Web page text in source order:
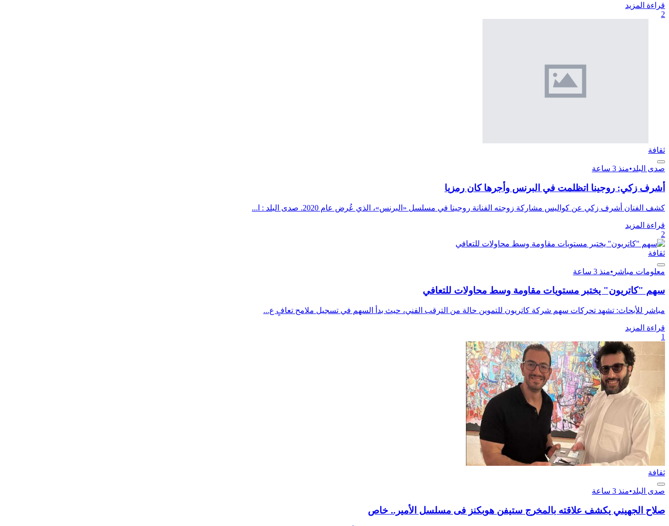
قراءة المزيد
2
ثقافة
صدى البلد•منذ 3 ساعة
أشرف زكي: روجينا اتظلمت في البرنس وأجرها كان رمزيا
كشف الفنان أشرف زكي عن كواليس مشاركة زوجته الفنانة روجينا في مسلسل «البرنس»، الذي عُرض عام 2020. صدى البلد : ا...
قراءة المزيد
2
ثقافة
معلومات مباشر •منذ 3 ساعة
سهم "كاتريون" يختبر مستويات مقاومة وسط محاولات للتعافي
مباشر للأبحاث: تشهد تحركات سهم شركة كاتريون للتموين حالة من الترقب الفني، حيث بدأ السهم في تسجيل ملامح تعافٍ ع...
قراءة المزيد
1
ثقافة
صدى البلد•منذ 3 ساعة
صلاح الجهيني يكشف علاقته بالمخرج ستيفن هوبكنز فى مسلسل الأمير.. خاص